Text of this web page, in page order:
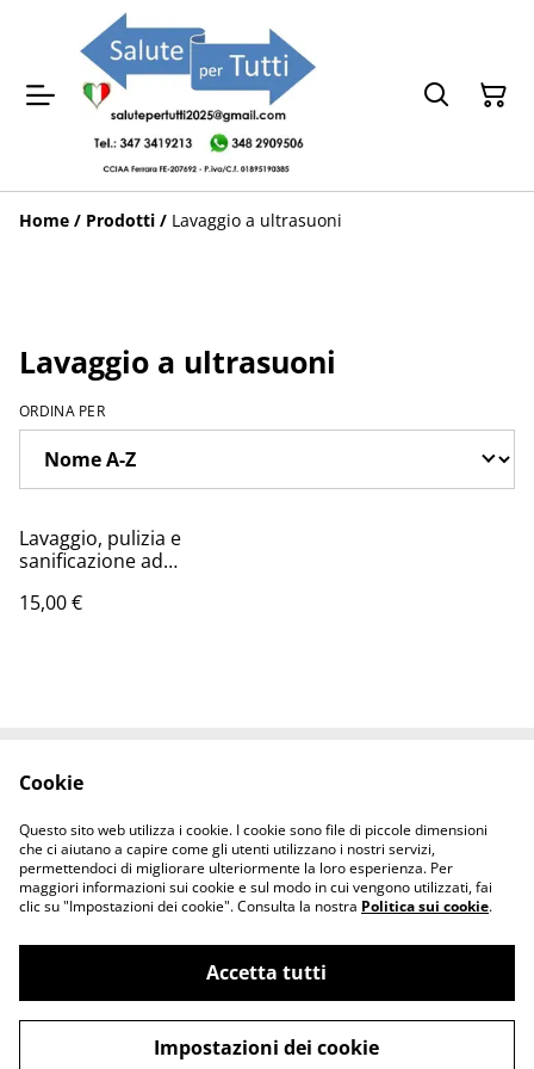
Home / Prodotti / Lavaggio a ultrasuoni
Lavaggio a ultrasuoni
ORDINA PER
Lavaggio, pulizia e
sanificazione ad
gioielli, orologi subacquei,
15,00 €
Informativa sulla
privacy
Politica sui Cookie
©2026IESSE SALUTE
powered by
Cookie
Questo sito web utilizza i cookie. I cookie sono file di piccole dimensioni
che ci aiutano a capire come gli utenti utilizzano i nostri servizi,
permettendoci di migliorare ulteriormente la loro esperienza. Per
maggiori informazioni sui cookie e sul modo in cui vengono utilizzati, fai
clic su "Impostazioni dei cookie". Consulta la nostra Politica sui cookie.
Accetta tutti
Impostazioni dei cookie